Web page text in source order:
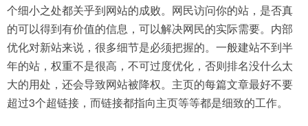
个细小之处都关乎到网站的成败。网民访问你的站，是否真
的可以得到有价值的信息，可以解决网民的实际需要。内部
优化对新站来说，很多细节是必须把握的。一般建站不到半
年的站，权重不是很高，不可过度优化，否则排名没什么太
大的用处，还会导致网站被降权。主页的每篇文章最好不要
超过3个超链接，而链接都指向主页等等都是细致的工作。